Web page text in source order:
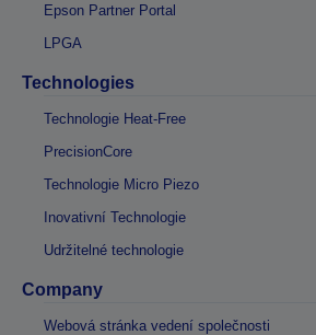
Epson Partner Portal
LPGA
Technologies
Technologie Heat-Free
PrecisionCore
Technologie Micro Piezo
Inovativní Technologie
Udržitelné technologie
Company
Webová stránka vedení společnosti